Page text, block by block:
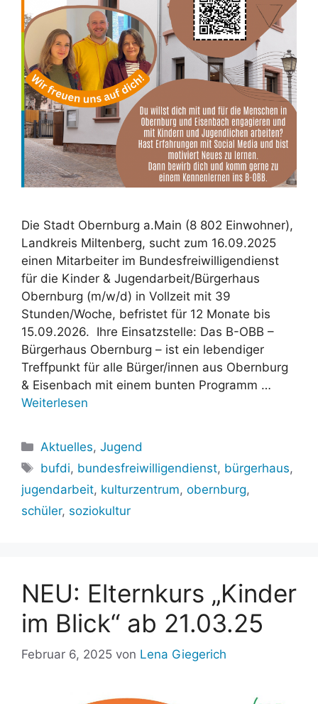
Die Stadt Obernburg a.Main (8 802 Einwohner),
Landkreis Miltenberg, sucht zum 16.09.2025
einen Mitarbeiter im Bundesfreiwilligendienst
für die Kinder & Jugendarbeit/Bürgerhaus
Obernburg (m/w/d) in Vollzeit mit 39
Stunden/Woche, befristet für 12 Monate bis
15.09.2026. Ihre Einsatzstelle: Das B-OBB –
Bürgerhaus Obernburg – ist ein lebendiger
Treffpunkt für alle Bürger/innen aus Obernburg
& Eisenbach mit einem bunten Programm …
Weiterlesen
Kategorien
Aktuelles,Jugend
Schlagwörter
bufdi, bundesfreiwilligendienst, bürgerhaus,
jugendarbeit, kulturzentrum, obernburg,
schüler, soziokultur
NEU: Elternkurs „Kinder
im Blick“ ab 21.03.25
Februar 6, 2025 von Lena Giegerich